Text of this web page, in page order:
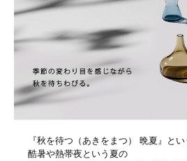
『秋を待つ（あきをまつ） 晩夏』と
酷暑や熱帯夜という夏の